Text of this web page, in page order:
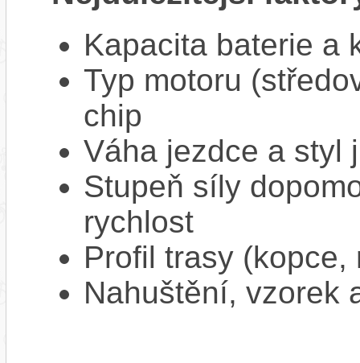
Kapacita baterie a
Typ motoru
chip
Váha jezdce a styl
Stupeň síly
rychlost
Profil trasy
Nahuštění, vzorek